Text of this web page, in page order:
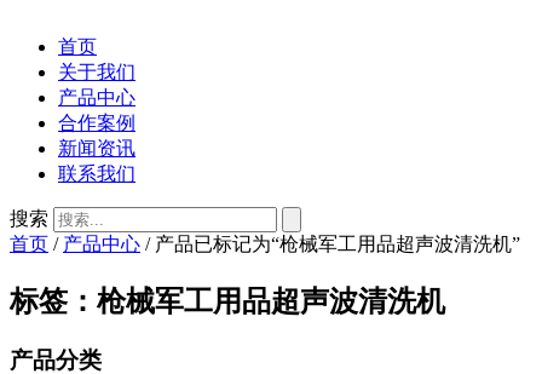
首页
关于我们
产品中心
合作案例
新闻资讯
联系我们
搜索
首页 / 产品中心 / 产品已标记为“枪械军工用品超声波清洗机”
标签：枪械军工用品超声波清洗机
产品分类